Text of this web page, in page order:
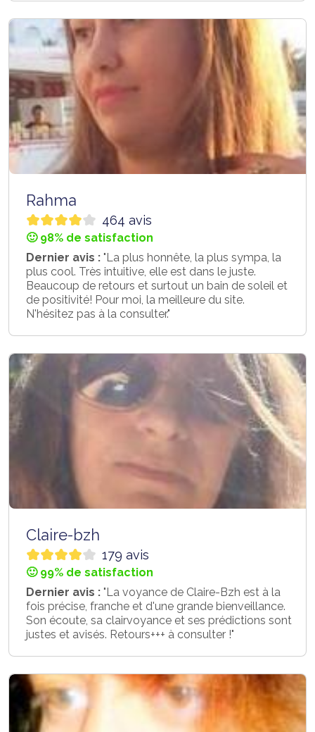
Rahma
464 avis
🙂 98% de satisfaction
Dernier avis : "La plus honnête, la plus sympa, la
plus cool. Très intuitive, elle est dans le juste.
Beaucoup de retours et surtout un bain de soleil et
de positivité! Pour moi, la meilleure du site.
N'hésitez pas à la consulter."
Claire-bzh
179 avis
🙂 99% de satisfaction
Dernier avis : "La voyance de Claire-Bzh est à la
fois précise, franche et d'une grande bienveillance.
Son écoute, sa clairvoyance et ses prédictions sont
justes et avisés. Retours+++ à consulter !"